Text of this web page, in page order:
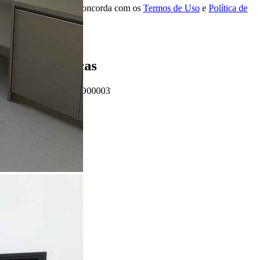
Ao ENVIAR você concorda com os Termos de Uso e Política de
Privacidade
Enviar Indicação
Características
Referência: CO00003
3 Quartos
5 Banheiros
2 Vagas
Descrição